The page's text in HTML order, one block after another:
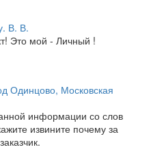
В. В.
Это мой - Личный !
Одинцово, Московская
информации со слов
извините почему за